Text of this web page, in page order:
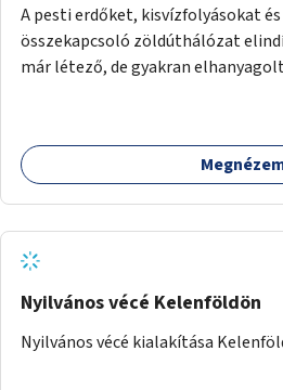
A pesti erdőket, kisvízfolyásokat
összekapcsoló zöldúthálózat
már létező, de gyakran
szűkületek javításával, néhány
beavatkozással (pl. táblák
zöldutakon való közlekedést.
Nyilvános vécé Kelenföldön
Nyilvános vécé kialakítása